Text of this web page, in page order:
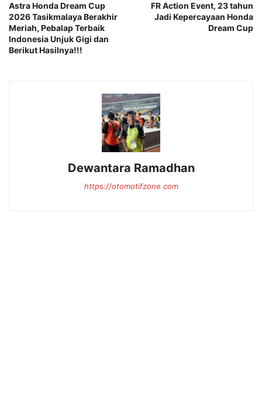
Astra Honda Dream Cup
2026 Tasikmalaya Berakhir
Meriah, Pebalap Terbaik
Indonesia Unjuk Gigi dan
Berikut Hasilnya!!!
FR Action Event, 23 tahun
Jadi Kepercayaan Honda
Dream Cup
Dewantara Ramadhan
https://otomotifzone.com